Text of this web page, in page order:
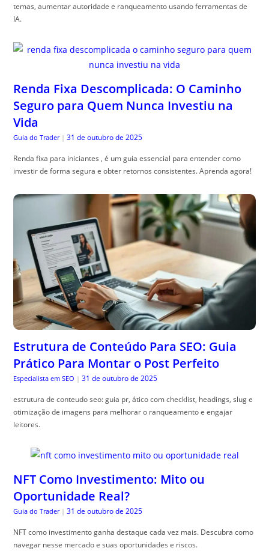
temas, aumentar autoridade e ranqueamento usando ferramentas de
IA.
Renda Fixa Descomplicada: O Caminho
Seguro para Quem Nunca Investiu na
Vida
Guia do Trader | 31 de outubro de 2025
Renda fixa para iniciantes , é um guia essencial para entender como
investir de forma segura e obter retornos consistentes. Aprenda agora!
Estrutura de Conteúdo Para SEO: Guia
Prático Para Montar o Post Perfeito
Especialista em SEO | 31 de outubro de 2025
estrutura de conteudo seo: guia pr, ático com checklist, headings, slug e
otimização de imagens para melhorar o ranqueamento e engajar
leitores.
NFT Como Investimento: Mito ou
Oportunidade Real?
Guia do Trader | 31 de outubro de 2025
NFT como investimento ganha destaque cada vez mais. Descubra como
navegar nesse mercado e suas oportunidades e riscos.